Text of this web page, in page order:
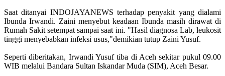
Saat ditanyai INDOJAYANEWS terhadap penyakit yang dialami
Ibunda Irwandi. Zaini menyebut keadaan Ibunda masih dirawat di
Rumah Sakit setempat sampai saat ini. "Hasil diagnosa Lab, leukosit
tinggi menyebabkan infeksi usus,"demikian tutup Zaini Yusuf.
Seperti diberitakan, Irwandi Yusuf tiba di Aceh sekitar pukul 09.00
WIB melalui Bandara Sultan Iskandar Muda (SIM), Aceh Besar.